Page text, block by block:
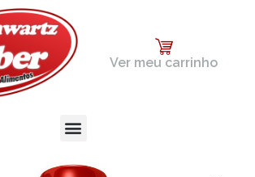
Ver meu carrinho